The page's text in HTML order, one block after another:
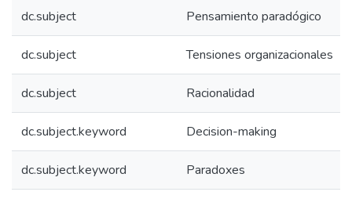
dc.subject Pensamiento paradógico
dc.subject Tensiones organizacionales
dc.subject Racionalidad
dc.subject.keyword Decision-making
dc.subject.keyword Paradoxes